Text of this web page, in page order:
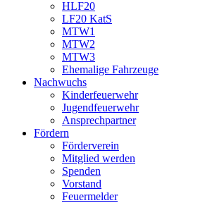
HLF20
LF20 KatS
MTW1
MTW2
MTW3
Ehemalige Fahrzeuge
Nachwuchs
Kinderfeuerwehr
Jugendfeuerwehr
Ansprechpartner
Fördern
Förderverein
Mitglied werden
Spenden
Vorstand
Feuermelder